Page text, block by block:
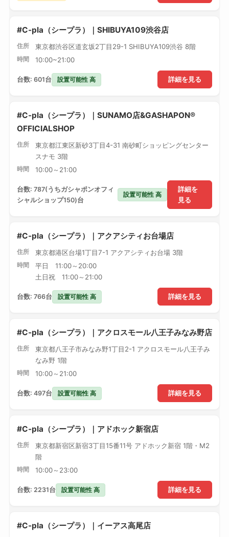
#C-pla（シープラ）｜SHIBUYA109渋谷店
住所 東京都渋谷区道玄坂2丁目29-1 SHIBUYA109渋谷 8階
時間 10:00~21:00
詳細を見る
台数: 601台 設置可能性 高
#C-pla（シープラ）｜SUNAMO店&GASHAPON®
OFFICIALSHOP
住所
東京都江東区新砂3丁目4-31 南砂町ショッピングセンター
スナモ 3階
時間 10:00～21:00
詳細を
見る
台数: 787(うちガシャポンオフィ
シャルショップ150)台
設置可能性 高
#C-pla（シープラ）｜アクアシティお台場店
住所 東京都港区台場1丁目7-1 アクアシティお台場 3階
時間
平日 11:00～20:00
土日祝 11:00～21:00
詳細を見る
台数: 766台 設置可能性 高
#C-pla（シープラ）｜アクロスモール八王子みなみ野店
住所
東京都八王子市みなみ野1丁目2-1 アクロスモール八王子み
なみ野 1階
時間 10:00～21:00
詳細を見る
台数: 497台 設置可能性 高
#C-pla（シープラ）｜アドホック新宿店
住所
東京都新宿区新宿3丁目15番11号 アドホック新宿 1階・M2
階
時間 10:00～23:00
詳細を見る
台数: 2231台 設置可能性 高
#C-pla（シープラ）｜イーアス高尾店